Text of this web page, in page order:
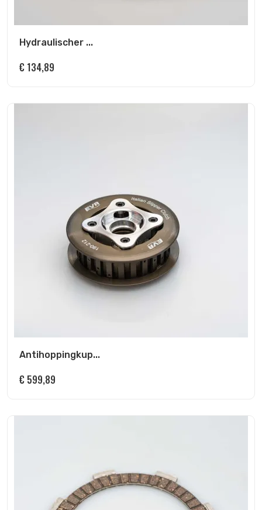
Hydraulischer ...
€ 134,89
Antihoppingkup...
€ 599,89